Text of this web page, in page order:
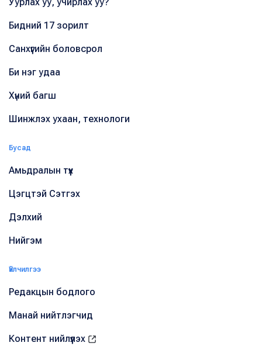
Бидний 17 зорилт
Санхүүгийн боловсрол
Би нэг удаа
Хүний багш
Шинжлэх ухаан, технологи
Бусад
Амьдралын түүх
Цэгцтэй Сэтгэх
Дэлхий
Нийгэм
Үйлчилгээ
Редакцын бодлого
Манай нийтлэгчид
Контент нийлүүлэх